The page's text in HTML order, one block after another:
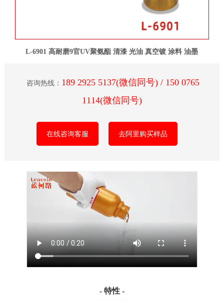
L-6901 高耐磨9官UV聚氨酯 清漆 光油 真空镀 涂料 油墨
咨询热线： 189 2925 5137(微信同号) / 150 0765
1114(微信同号)
在线咨询客服 去阿里购买样品
- 特性 -